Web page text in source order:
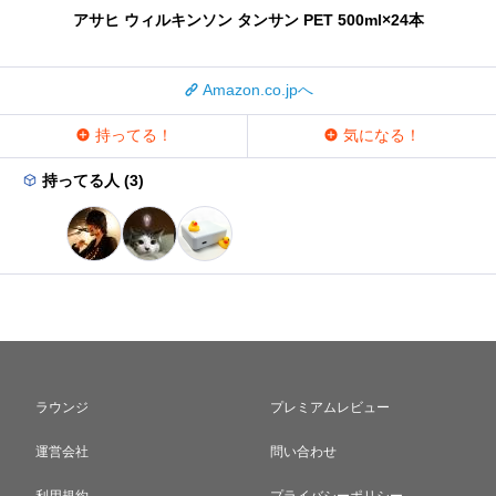
アサヒ ウィルキンソン タンサン PET 500ml×24本
Amazon.co.jpへ
持ってる！ 気になる！
持ってる人 (3)
ラウンジ プレミアムレビュー
運営会社 問い合わせ